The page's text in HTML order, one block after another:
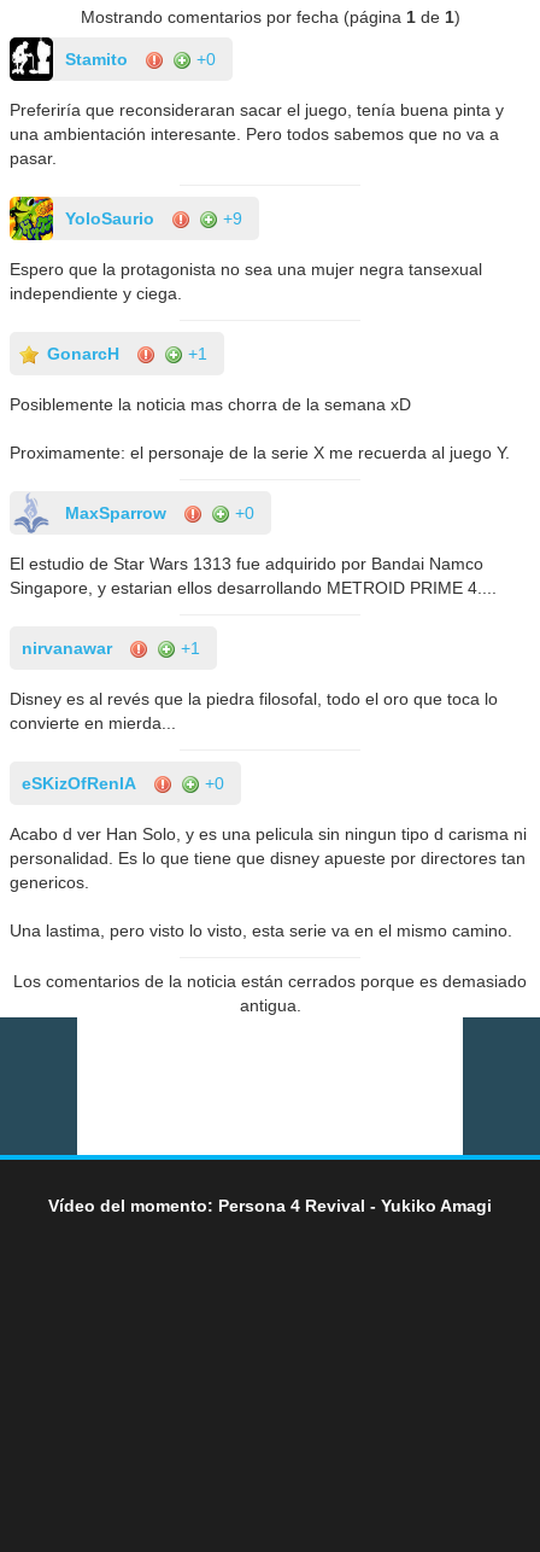
Mostrando comentarios por fecha (página 1de 1)
Stamito +0
Preferiría que reconsideraran sacar el juego, tenía buena pinta y
una ambientación interesante. Pero todos sabemos que no va a
pasar.
YoloSaurio +9
Espero que la protagonista no sea una mujer negra tansexual
independiente y ciega.
GonarcH +1
Posiblemente la noticia mas chorra de la semana xD
Proximamente: el personaje de la serie X me recuerda al juego Y.
MaxSparrow +0
El estudio de Star Wars 1313 fue adquirido por Bandai Namco
Singapore, y estarian ellos desarrollando METROID PRIME 4....
nirvanawar +1
Disney es al revés que la piedra filosofal, todo el oro que toca lo
convierte en mierda...
eSKizOfRenIA +0
Acabo d ver Han Solo, y es una pelicula sin ningun tipo d carisma ni
personalidad. Es lo que tiene que disney apueste por directores tan
genericos.
Una lastima, pero visto lo visto, esta serie va en el mismo camino.
Los comentarios de la noticia están cerrados porque es demasiado
antigua.
Vídeo del momento: Persona 4 Revival - Yukiko Amagi